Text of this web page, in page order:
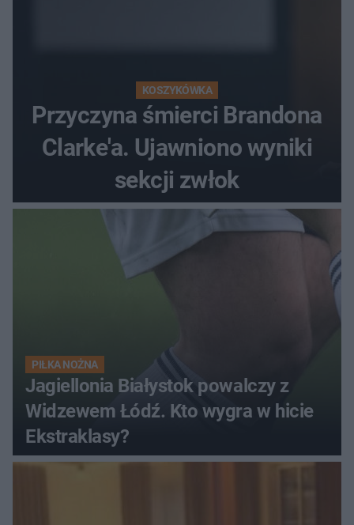
KOSZYKÓWKA
Przyczyna śmierci Brandona
Clarke'a. Ujawniono wyniki
sekcji zwłok
PIŁKA NOŻNA
Jagiellonia Białystok powalczy z
Widzewem Łódź. Kto wygra w hicie
Ekstraklasy?